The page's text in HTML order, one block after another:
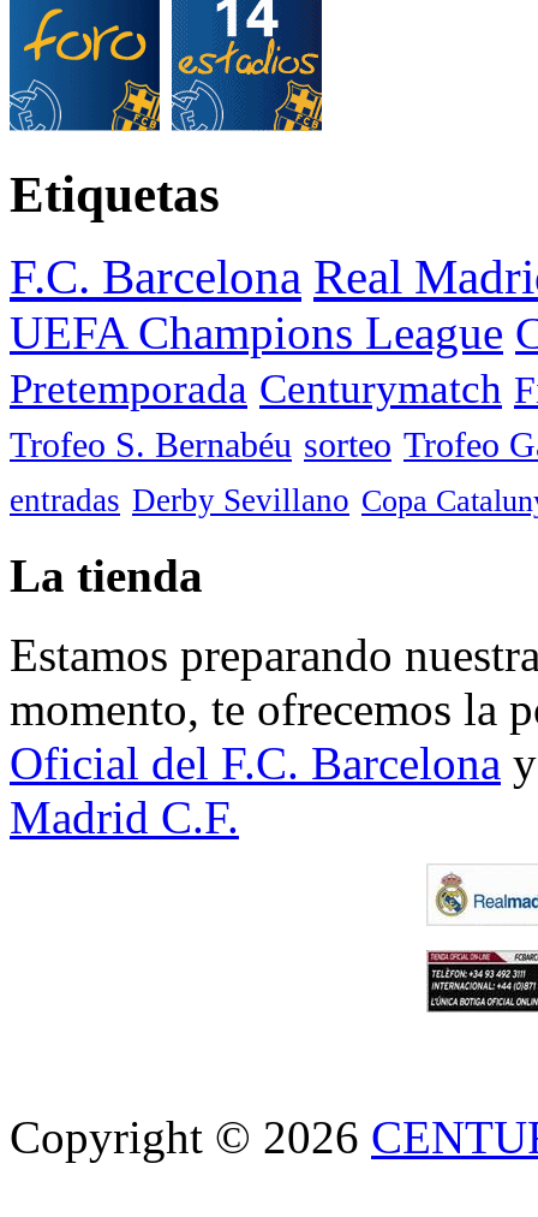
Etiquetas
F.C. Barcelona Real
UEFA Champions League
Pretemporada Centurymatch
Trofeo S. Bernabéu sorteo Trofeo
entradas Derby Sevillano Copa
La tienda
Estamos preparando
momento, te ofrecemos la
Oficial del F.C. Barcelona
Madrid C.F.
Copyright © 2026